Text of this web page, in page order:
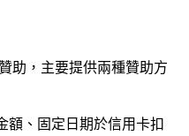
助，主要提供兩種贊助方
額、固定日期於信用卡扣